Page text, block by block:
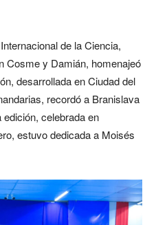
de la Ciencia,
Cosme y Damián, homenajeó
desarrollada en Ciudad del
recordó a Branislava
celebrada en
estuvo dedicada a Moisés